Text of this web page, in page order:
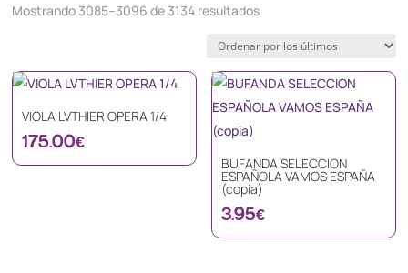
Mostrando 3085–3096 de 3134 resultadosOrdenado
los
últimos
VIOLA LVTHIER OPERA 1/4
175.00€
BUFANDA SELECCION
ESPAÑOLA VAMOS ESPAÑA
(copia)
3.95€